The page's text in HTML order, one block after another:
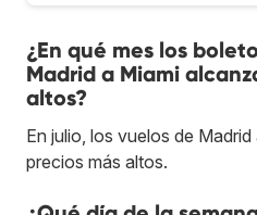
¿En qué mes los
Madrid a Miami
altos?
En julio, los vuelos de
precios más altos.